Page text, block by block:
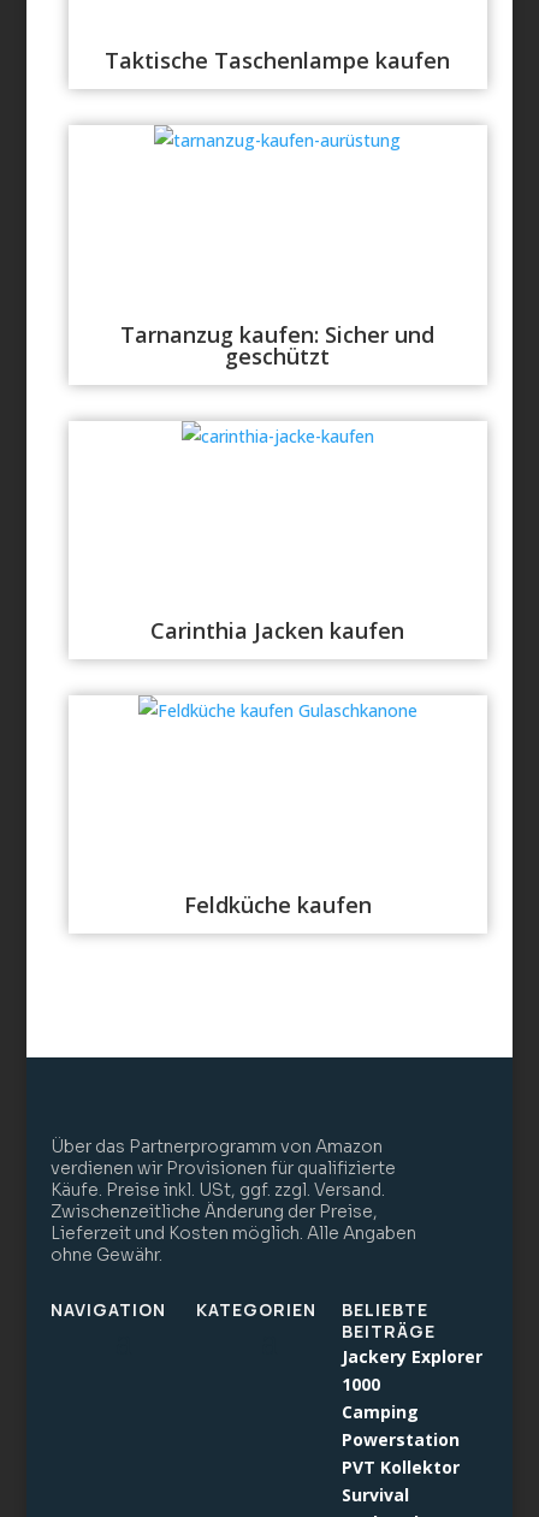
Taktische Taschenlampe kaufen
Tarnanzug kaufen: Sicher und
geschützt
Carinthia Jacken kaufen
Feldküche kaufen
Über das Partnerprogramm von Amazon
verdienen wir Provisionen für qualifizierte
Käufe. Preise inkl. USt, ggf. zzgl. Versand.
Zwischenzeitliche Änderung der Preise,
Lieferzeit und Kosten möglich. Alle Angaben
ohne Gewähr.
NAVIGATION KATEGORIEN
BELIEBTE
BEITRÄGE
Jackery Explorer
1000
Camping
Powerstation
PVT Kollektor
Survival